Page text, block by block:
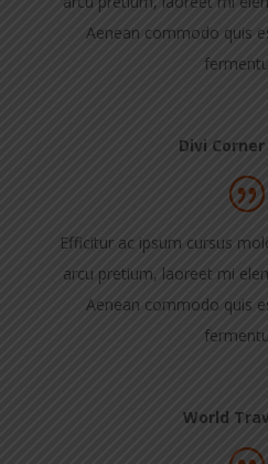
Aenean commodo quis
Divi
Efficitur ac ipsum cursus
arcu pretium, laoreet mi
Aenean commodo quis
World